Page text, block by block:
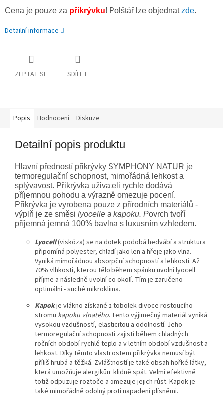
Cena je pouze za přikrývku! Polštář lze objednatzde.
Detailní informace
ZEPTAT SE SDÍLET
Popis Hodnocení Diskuze
Detailní popis produktu
Hlavní předností přikrývky SYMPHONY NATUR je
termoregulační schopnost, mimořádná lehkost a
splývavost. Přikrývka uživateli rychle dodává
příjemnou pohodu a výrazně omezuje pocení.
Přikrývka je vyrobena pouze z přírodních materiálů -
výplň je ze směsi lyocelle a kapoku. Povrch tvoří
příjemná jemná 100% bavlna s luxusním vzhledem.
Lyocell(viskóza) se na dotek podobá hedvábí a struktura
připomíná polyester, chladí jako len a hřeje jako vlna.
Vyniká mimořádnou absorpční schopností a lehkostí. Až
70% vlhkosti, kterou tělo během spánku uvolní lyocell
příjme a následně uvolní do okolí. Tím je zaručeno
optimální - suché mikroklima.
Kapokje vlákno získané z tobolek divoce rostoucího
stromu kapoku vlnatého. Tento výjimečný materiál vyniká
vysokou vzdušností, elasticitou a odolností. Jeho
termoregulační schopnosti zajistí během chladných
ročních období rychlé teplo a v letním období vzdušnost a
lehkost. Díky těmto vlastnostem přikrývka nemusí být
příliš hrubá a těžká. Zvláštností je také obsah hořké látky,
která umožňuje alergikům klidně spát. Velmi efektivně
totiž odpuzuje roztoče a omezuje jejich růst. Kapok je
také mimořádně odolný proti napadení plísněmi.